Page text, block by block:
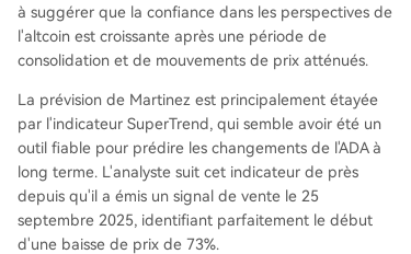
à suggérer que la confiance dans les perspectives de
l'altcoin est croissante après une période de
consolidation et de mouvements de prix atténués.
La prévision de Martinez est principalement étayée
par l'indicateur SuperTrend, qui semble avoir été un
outil fiable pour prédire les changements de l'ADA à
long terme. L'analyste suit cet indicateur de près
depuis qu'il a émis un signal de vente le 25
septembre 2025, identifiant parfaitement le début
d'une baisse de prix de 73%.